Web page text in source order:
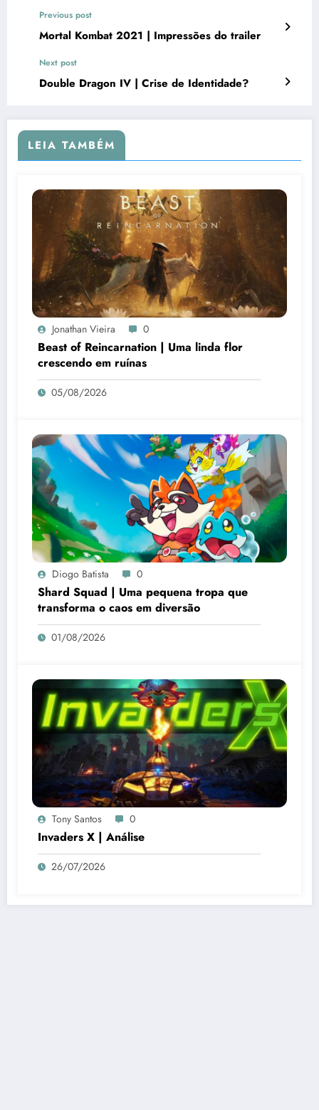
Previous post
Mortal Kombat 2021 | Impressões do trailer
Next post
Double Dragon IV | Crise de Identidade?
LEIA TAMBÉM
Jonathan Vieira 0
Beast of Reincarnation | Uma linda flor
crescendo em ruínas
05/08/2026
Diogo Batista 0
Shard Squad | Uma pequena tropa que
transforma o caos em diversão
01/08/2026
Tony Santos 0
Invaders X | Análise
26/07/2026